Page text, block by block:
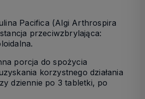
Pacifica (Algi Arthrospira
przeciwzbrylająca:
porcja do spożycia
korzystnego działania
dziennie po 3 tabletki, po